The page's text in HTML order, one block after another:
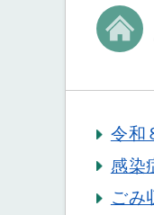
令和
感染
ごみ